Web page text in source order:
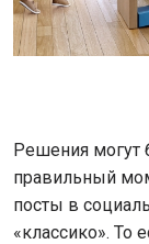
Решения могут
правильный
посты в
«классико». То